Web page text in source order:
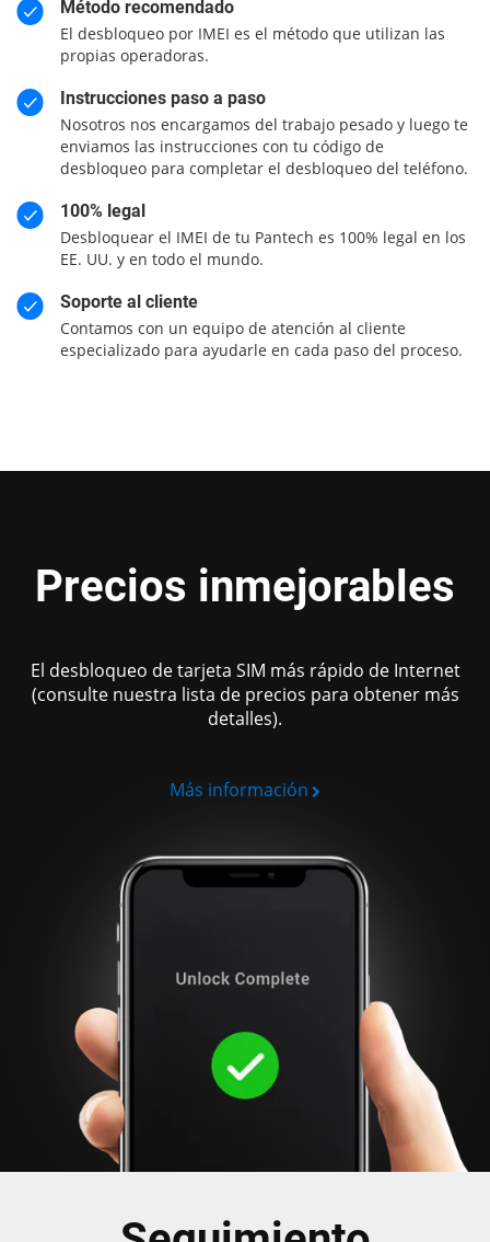
Método recomendado
El desbloqueo por IMEI es el método que utilizan las
propias operadoras.
Instrucciones paso a paso
Nosotros nos encargamos del trabajo pesado y luego te
enviamos las instrucciones con tu código de
desbloqueo para completar el desbloqueo del teléfono.
100% legal
Desbloquear el IMEI de tu Pantech es 100% legal en los
EE. UU. y en todo el mundo.
Soporte al cliente
Contamos con un equipo de atención al cliente
especializado para ayudarle en cada paso del proceso.
Precios inmejorables
El desbloqueo de tarjeta SIM más rápido de Internet
(consulte nuestra lista de precios para obtener más
detalles).
Más información